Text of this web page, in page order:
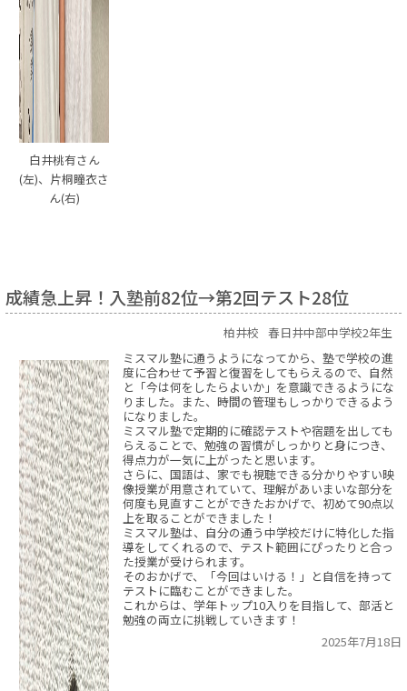
白井桃有さん
(左)、片桐瞳衣さ
ん(右)
成績急上昇！入塾前82位→第2回テスト28位
柏井校 春日井中部中学校2年生
ミスマル塾に通うようになってから、塾で学校の進
度に合わせて予習と復習をしてもらえるので、自然
と「今は何をしたらよいか」を意識できるようにな
りました。また、時間の管理もしっかりできるよう
になりました。
ミスマル塾で定期的に確認テストや宿題を出しても
らえることで、勉強の習慣がしっかりと身につき、
得点力が一気に上がったと思います。
さらに、国語は、家でも視聴できる分かりやすい映
像授業が用意されていて、理解があいまいな部分を
何度も見直すことができたおかげで、初めて90点以
上を取ることができました！
ミスマル塾は、自分の通う中学校だけに特化した指
導をしてくれるので、テスト範囲にぴったりと合っ
た授業が受けられます。
そのおかげで、「今回はいける！」と自信を持って
テストに臨むことができました。
これからは、学年トップ10入りを目指して、部活と
勉強の両立に挑戦していきます！
2025年7月18日